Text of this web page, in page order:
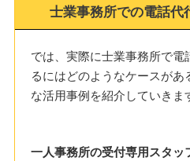
士業事務所での電話代
では、実際に士業事務所で
るにはどのようなケースが
な活用事例を紹介していきま
一人事務所の受付専用スタッ